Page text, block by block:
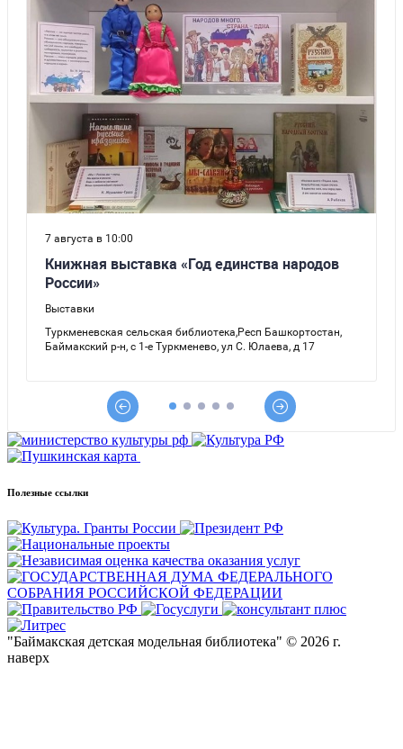
Полезные ссылки
"Баймакская детская модельная библиотека" © 2026 г.
наверх